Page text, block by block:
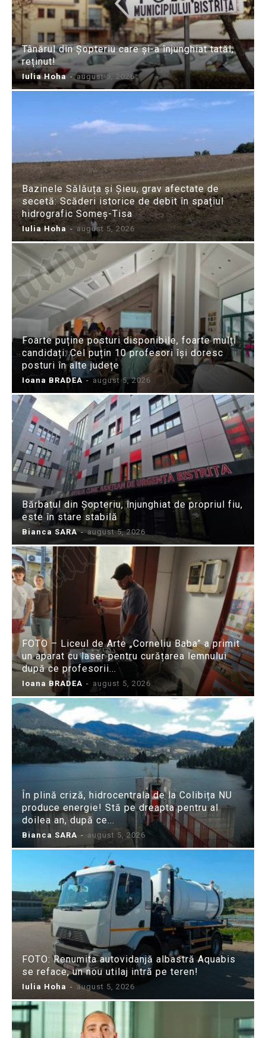
Tânărul din Șopteriu care și-a înjunghiat tatăl,
reținut!
Iulia Hoha - august 5, 2026
Bazinele Sălăuța și Șieu, grav afectate de
secetă: Scăderi istorice de debit în spațiul
hidrografic Someș-Tisa
Iulia Hoha - august 5, 2026
Foarte puține posturi disponibile, foarte mulți
candidați: Cel puțin 10 profesori își doresc
posturi în alte județe
Ioana BRADEA - august 5, 2026
Bărbatul din Șopteriu, înjunghiat de propriul fiu,
este în stare stabilă
Bianca SARA - august 5, 2026
FOTO – Liceul de Arte „Corneliu Baba” a primit
un aparat cu laser pentru curățarea lemnului
după ce profesorii...
Ioana BRADEA - august 5, 2026
În plină criză, hidrocentrala de la Colibița NU
produce energie! Stă pe dreapta pentru al
doilea an, după ce...
Bianca SARA - august 5, 2026
FOTO: Renumita autovidanjă albastră Aquabis
se reface, un nou utilaj intră pe teren!
Iulia Hoha - august 5, 2026